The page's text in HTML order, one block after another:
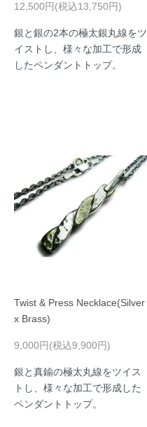
12,500円(税込13,750円)
銀と銀の2本の極太銀丸線をツ
イストし、様々な加工で形成
したペンダントトップ。
Twist & Press Necklace(Silver
x Brass)
9,000円(税込9,900円)
銀と真鍮の極太丸線をツイス
トし、様々な加工で形成した
ペンダントトップ。